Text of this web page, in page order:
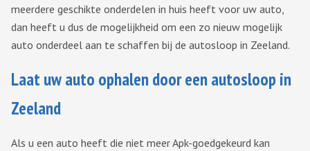
meerdere geschikte onderdelen in huis heeft voor uw auto,
dan heeft u dus de mogelijkheid om een zo nieuw mogelijk
auto onderdeel aan te schaffen bij de autosloop in Zeeland.
Laat uw auto ophalen door een autosloop in
Zeeland
Als u een auto heeft die niet meer Apk-goedgekeurd kan